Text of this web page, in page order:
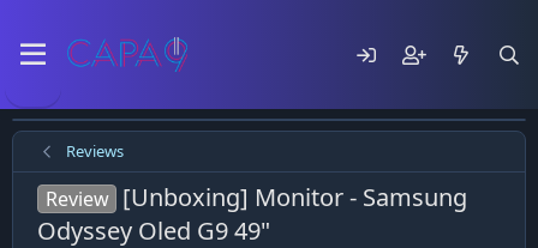
Reviews
Review [Unboxing] Monitor - Samsung
Odyssey Oled G9 49"